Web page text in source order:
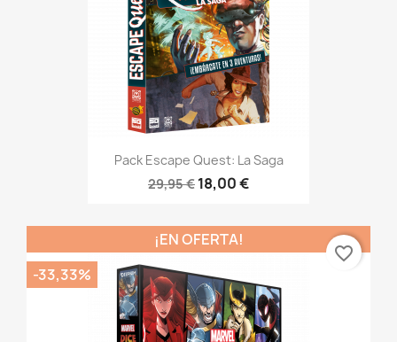
Pack Escape Quest: La Saga
29,95 € 18,00 €
¡EN OFERTA!
-33,33%
favorite_border